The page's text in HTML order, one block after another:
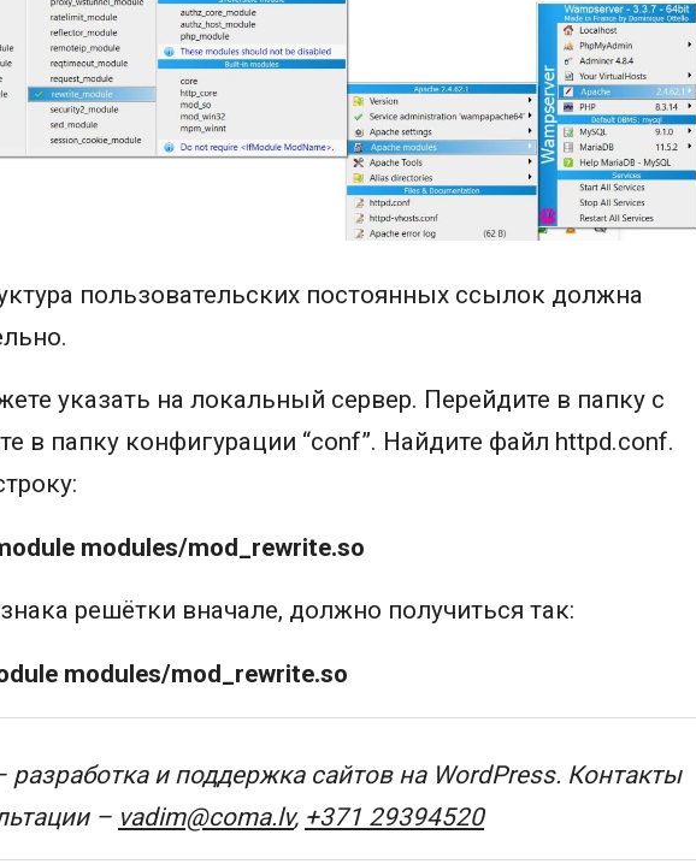
пользовательских постоянных ссылок должна
указать на локальный сервер. Перейдите в папку с
в папку конфигурации “conf”. Найдите файл httpd.conf.
modules/mod_rewrite.so
решётки вначале, должно получиться так:
modules/mod_rewrite.so
и поддержка сайтов на WordPress. Контакты
– vadim@coma.lv, +371 29394520